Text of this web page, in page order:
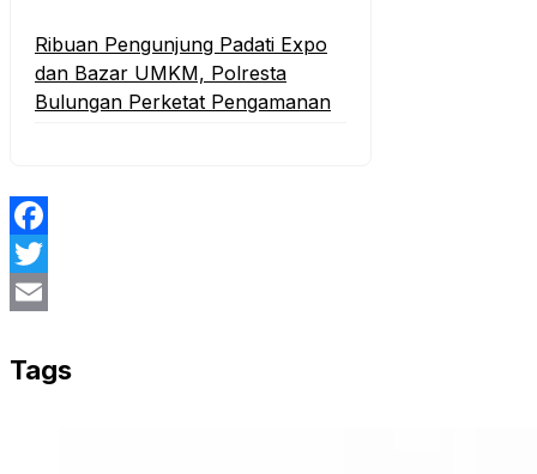
Ribuan Pengunjung Padati Expo
dan Bazar UMKM, Polresta
Bulungan Perketat Pengamanan
Facebook
Twitter
Tags